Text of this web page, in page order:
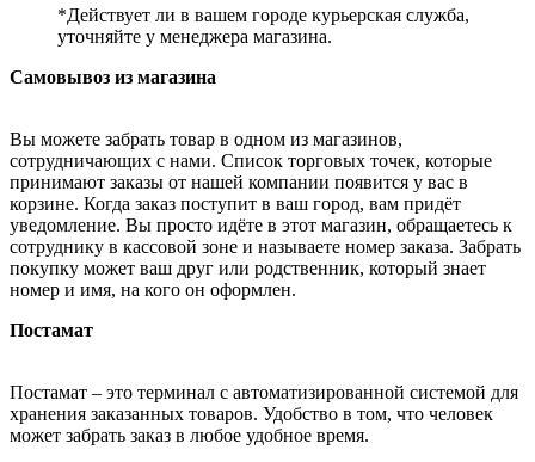
*Действует ли в вашем городе курьерская служба,
уточняйте у менеджера магазина.
Самовывоз из магазина
Вы можете забрать товар в одном из магазинов,
сотрудничающих с нами. Список торговых точек, которые
принимают заказы от нашей компании появится у вас в
корзине. Когда заказ поступит в ваш город, вам придёт
уведомление. Вы просто идёте в этот магазин, обращаетесь к
сотруднику в кассовой зоне и называете номер заказа. Забрать
покупку может ваш друг или родственник, который знает
номер и имя, на кого он оформлен.
Постамат
Постамат – это терминал с автоматизированной системой для
хранения заказанных товаров. Удобство в том, что человек
может забрать заказ в любое удобное время.